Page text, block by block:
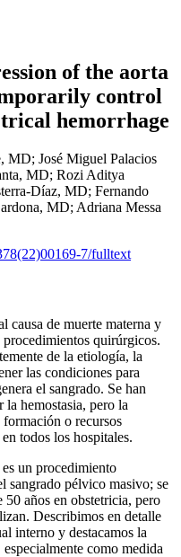
of the aorta
control
hemorrhage
MD; José Miguel Palacios
MD; Rozi Aditya
Díaz, MD; Fernando
MD; Adriana Messa
7/fulltext
causa de muerte materna y
quirúrgicos.
de la etiología, la
las condiciones para​
el sangrado. Se han
hemostasia, pero la
o recursos
todos los hospitales.
un procedimiento
sangrado pélvico masivo; se
años en obstetricia, pero
Describimos en detalle
interno y destacamos la
como medida